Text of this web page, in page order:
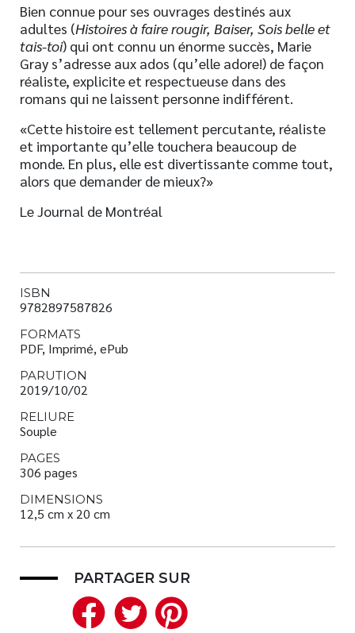
Bien connue pour ses ouvrages destinés aux
adultes (Histoires à faire rougir, Baiser, Sois belle et
tais-toi) qui ont connu un énorme succès, Marie
Gray s’adresse aux ados (qu’elle adore!) de façon
réaliste, explicite et respectueuse dans des
romans qui ne laissent personne indifférent.
«Cette histoire est tellement percutante, réaliste
et importante qu’elle touchera beaucoup de
monde. En plus, elle est divertissante comme tout,
alors que demander de mieux?»
Le Journal de Montréal
ISBN
9782897587826
FORMATS
PDF, Imprimé, ePub
PARUTION
2019/10/02
RELIURE
Souple
PAGES
306 pages
DIMENSIONS
12,5 cm x 20 cm
PARTAGER SUR
Facebook
Twitter